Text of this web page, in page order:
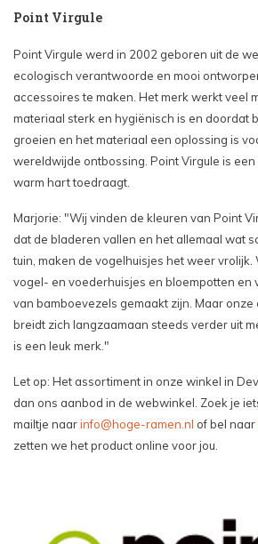
Point Virgule
Point Virgule werd in 2002 geboren uit de
ecologisch verantwoorde en mooi
accessoires te maken. Het merk werkt veel
materiaal sterk en hygiënisch is en doordat
groeien en het materiaal een oplossing is
wereldwijde ontbossing. Point Virgule is
warm hart toedraagt.
Marjorie: "Wij vinden de kleuren van Point
dat de bladeren vallen en het allemaal wat
tuin, maken de vogelhuisjes het weer vrolijk.
vogel- en voederhuisjes en bloempotten en
van bamboevezels gemaakt zijn. Maar onze
breidt zich langzaamaan steeds verder uit
is een leuk merk."
Let op: Het assortiment in onze winkel in
dan ons aanbod in de webwinkel. Zoek je
mailtje naarinfo@hoge-ramen.nl of bel naar
zetten we het product online voor jou.